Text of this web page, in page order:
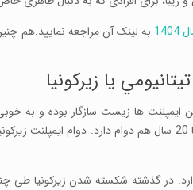
به لینک آن مراجعه نمایید.هم
يا زيرکونيا
ایمپلنت ها زیست سازگار بوده و به
رعایت بهداشت و احتیاط لازم ، معمولا تا 20 سال
دارد. در گذشته شکسته شدن زیرکونیا